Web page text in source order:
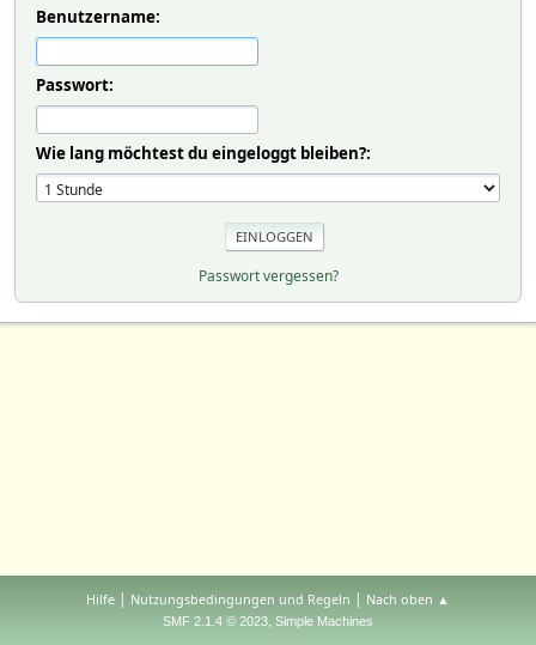
Benutzername:
Passwort:
Wie lang möchtest du eingeloggt bleiben?:
Passwort vergessen?
Hilfe | Nutzungsbedingungen und Regeln | Nach oben ▲
SMF 2.1.4 © 2023, Simple Machines